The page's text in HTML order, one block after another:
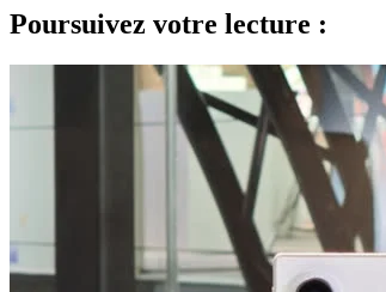
Poursuivez votre lecture :